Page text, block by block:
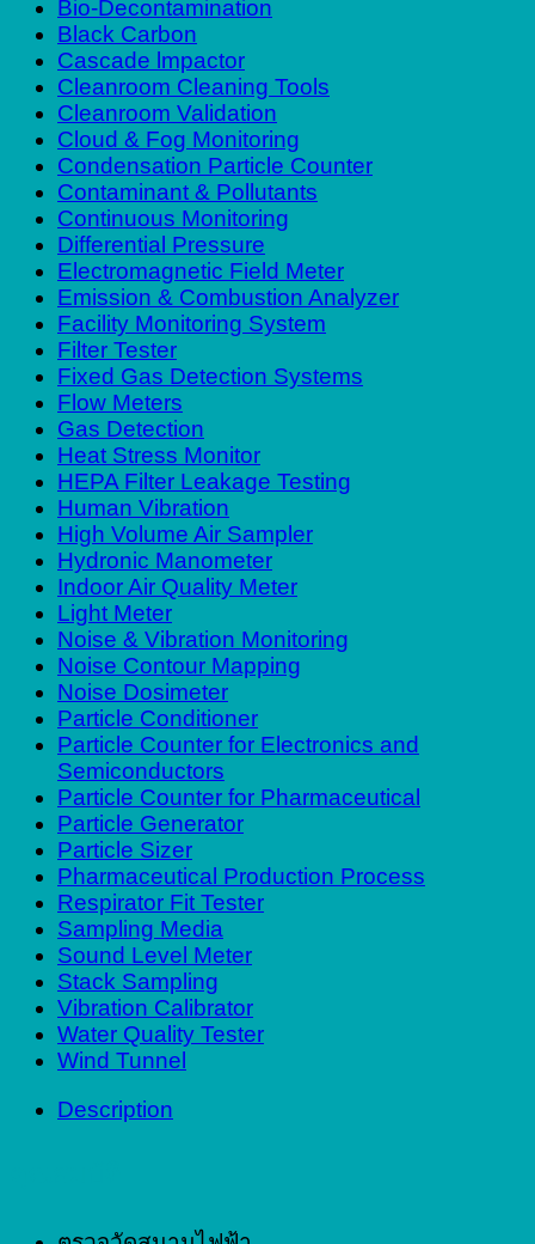
Bio-Decontamination
Black Carbon
Cascade lmpactor
Cleanroom Cleaning Tools
Cleanroom Validation
Cloud & Fog Monitoring
Condensation Particle Counter
Contaminant & Pollutants
Continuous Monitoring
Differential Pressure
Electromagnetic Field Meter
Emission & Combustion Analyzer
Facility Monitoring System
Filter Tester
Fixed Gas Detection Systems
Flow Meters
Gas Detection
Heat Stress Monitor
HEPA Filter Leakage Testing
Human Vibration
High Volume Air Sampler
Hydronic Manometer
Indoor Air Quality Meter
Light Meter
Noise & Vibration Monitoring
Noise Contour Mapping
Noise Dosimeter
Particle Conditioner
Particle Counter for Electronics and
Semiconductors
Particle Counter for Pharmaceutical
Particle Generator
Particle Sizer
Pharmaceutical Production Process
Respirator Fit Tester
Sampling Media
Sound Level Meter
Stack Sampling
Vibration Calibrator
Water Quality Tester
Wind Tunnel
Description